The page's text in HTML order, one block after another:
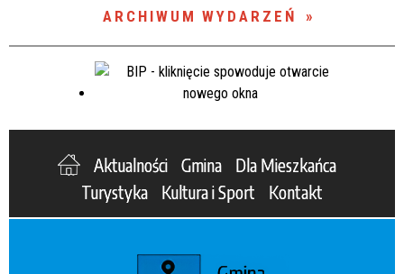
ARCHIWUM WYDARZEŃ
Aktualności Gmina
Dla Mieszkańca
Turystyka
Kultura i Sport Kontakt